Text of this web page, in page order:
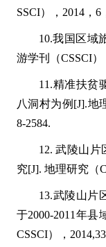
SSCI），2014，6
10.我国区域
游学刊（CSSCI）
11.精准扶贫
八洞村为例[J].地
8-2584.
12. 武陵山
究[J]. 地理研究（
13.武陵山片
于2000-2011年县
CSSCI），